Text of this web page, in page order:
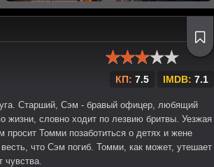
КП: 7.5 IMDB: 7.1
Старший, Сэм - бравый офицер, любящий
словно ходит по лезвию бритвы. Уезжая
Томми позаботиться о детях и жене
что Сэм погиб. Томми, как может, утешает
чувства.